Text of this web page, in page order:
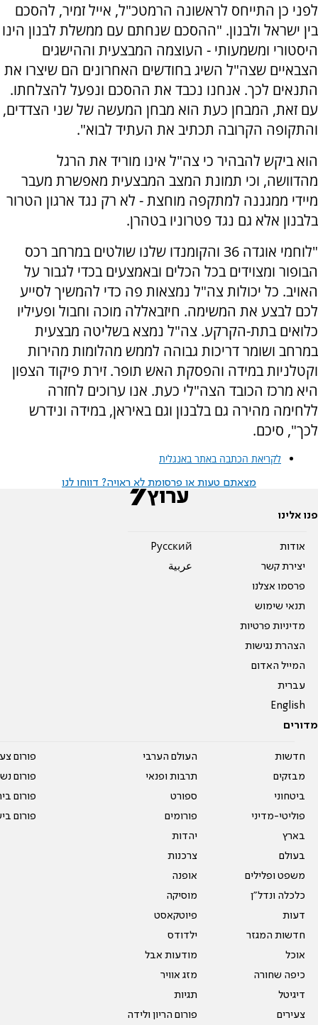
לפני כן התייחס לראשונה הרמטכ"ל, אייל זמיר, להסכם
בין ישראל ולבנון. "ההסכם שנחתם עם ממשלת לבנון הינו
היסטורי ומשמעותי - העוצמה המבצעית וההישגים
הצבאיים שצה"ל השיג בחודשים האחרונים הם שיצרו את
התנאים לכך. אנחנו נכבד את ההסכם ונפעל להצלחתו.
עם זאת, המבחן כעת הוא מבחן המעשה של שני הצדדים,
והתקופה הקרובה תכתיב את העתיד לבוא".
הוא ביקש להבהיר כי צה"ל אינו מוריד את הרגל
מהדוושה, וכי תמונת המצב המבצעית מאפשרת מעבר
מיידי ממגננה למתקפה מוחצת - לא רק נגד ארגון הטרור
בלבנון אלא גם נגד פטרוניו בטהרן.
"לוחמי אוגדה 36 והקומנדו שלנו שולטים במרחב רכס
הבופור ומצוידים בכל הכלים ובאמצעים בכדי לגבור על
האויב. כל יכולות צה"ל נמצאות פה כדי להמשיך לסייע
לכם לבצע את המשימה. חיזבאללה מוכה וחבול ופעיליו
כלואים בתת-הקרקע. צה"ל נמצא בשליטה מבצעית
במרחב ושומר דריכות גבוהה לממש מהלומות מהירות
וקטלניות במידה והפסקת האש תופר. זירת פיקוד הצפון
היא מרכז הכובד הצה"לי כעת. אנו ערוכים לחזרה
ללחימה מהירה גם בלבנון וגם באיראן, במידה ונידרש
לכך", סיכם.
לקריאת הכתבה באתר באנגלית
מצאתם טעות או פרסומת לא ראויה? דווחו לנו
פנו אלינו
אודות
יצירת קשר
פרסמו אצלנו
תנאי שימוש
מדיניות פרטיות
הצהרת נגישות
המייל האדום
עברית
English
Pусский
عربية
מדורים
חדשות
מבזקים
ביטחוני
פוליטי-מדיני
בארץ
בעולם
משפט ופלילים
כלכלה ונדל"ן
דעות
חדשות המגזר
אוכל
כיפה שחורה
דיגיטל
צעירים
העולם הערבי
תרבות ופנאי
ספורט
פורומים
יהדות
צרכנות
אופנה
מוסיקה
פיוטקאסט
ילדודס
מודעות אבל
מזג אוויר
תגיות
פורום הריון ולידה
פורום
פורום
פורום
פורום